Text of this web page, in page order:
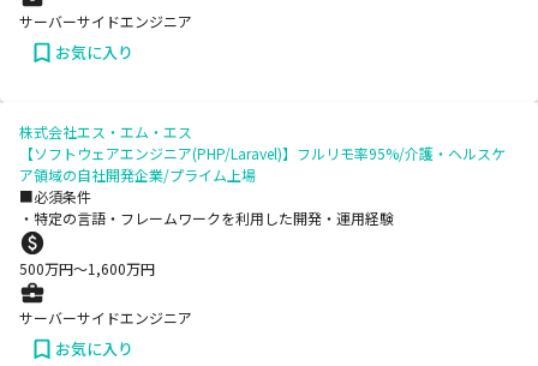
サーバーサイドエンジニア
お気に入り
株式会社エス・エム・エス
【ソフトウェアエンジニア(PHP/Laravel)】フルリモ率95%/介護・ヘルスケ
ア領域の自社開発企業/プライム上場
■必須条件
・特定の言語・フレームワークを利用した開発・運用経験
500万円〜1,600万円
サーバーサイドエンジニア
お気に入り